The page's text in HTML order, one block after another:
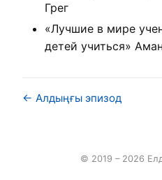
Грег
«Лучшие в мире
детей учиться»
← Алдыңғы эпизод
© 2019 – 2026